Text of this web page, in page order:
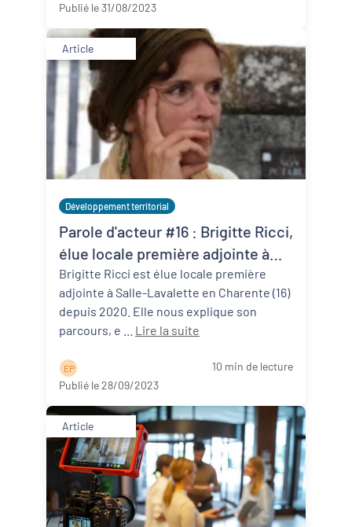
Publié le 31/08/2023
Article
Développement territorial
Parole d'acteur #16 : Brigitte Ricci,
élue locale première adjointe à
Salles-Lavalette (16)
Brigitte Ricci est élue locale première
adjointe à Salle-Lavalette en Charente (16)
depuis 2020. Elle nous explique son
Lire la suite
E P
10 min de lecture
Publié le 28/09/2023
Article